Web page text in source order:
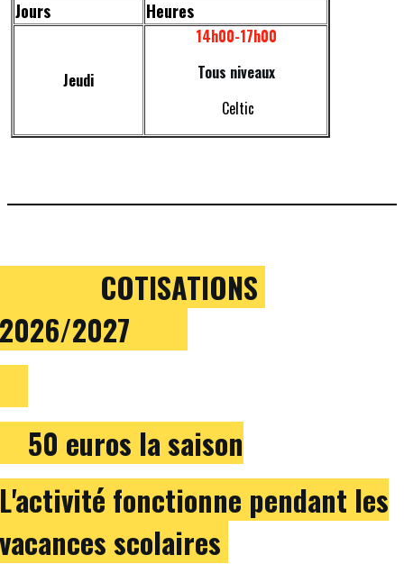
Jours Heures
Jeudi
14h00-17h00
Tous niveaux
Celtic
2027
euros la saison
fonctionne pendant les
scolaires